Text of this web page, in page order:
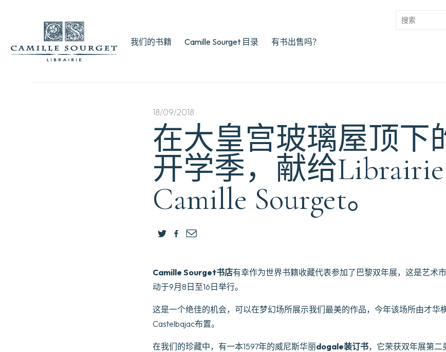
我们的书籍 Camille Sourget 目录 有书出售吗？
18/09/2018
在大皇宫玻璃屋顶下
开学季，献给Librairie
Camille Sourget。
Camille Sourget书店有幸作为世界书籍收藏代表参加了巴黎双年展，这是艺术
动于9月8日至16日举行。
这是一个绝佳的机会，可以在梦幻场所展示我们最美的作品，今年该场所由才华
Castelbajac布置。
在我们的珍藏中，有一本1597年的威尼斯华丽dogale装订书，它荣获双年展第